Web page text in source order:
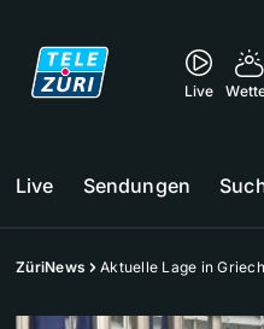
Live
Live Sendungen
ZüriNews Aktuelle Lage in